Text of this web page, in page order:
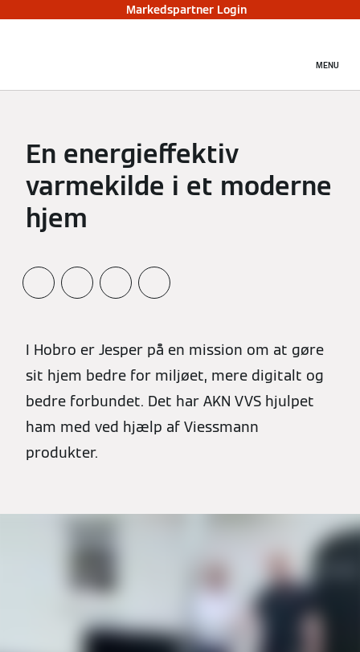
Markedspartner Login
MENU
En energieffektiv
varmekilde i et moderne
hjem
I Hobro er Jesper på en mission om at gøre
sit hjem bedre for miljøet, mere digitalt og
bedre forbundet. Det har AKN VVS hjulpet
ham med ved hjælp af Viessmann
produkter.